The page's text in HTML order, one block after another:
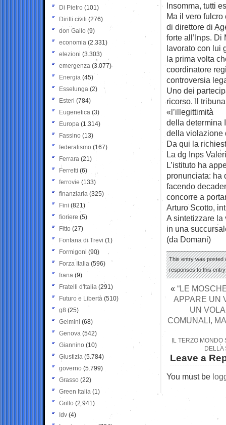
Insomma, tutti
Ma il vero
di direttore di
forte all’Inps.
lavorato con lui
la prima volta
coordinatore
controversia
Uno dei
ricorso. Il
«l’illegittimità
della determina
della violazione
Da qui la
La dg Inps
L’istituto ha
pronunciata: ha
facendo
concorre a
Arturo Scotto,
A sintetizzare la
in una
(da Domani)
This entry was posted
responses to this
« “LE
APPARE UN
UN
COMUNALI,
IL TERZO
DELLA
Leave a
You must be
Di Pietro (101)
Diritti civili (276)
don Gallo (9)
economia (2.331)
elezioni (3.303)
emergenza (3.077)
Energia (45)
Esselunga (2)
Esteri (784)
Eugenetica (3)
Europa (1.314)
Fassino (13)
federalismo (167)
Ferrara (21)
Ferretti (6)
ferrovie (133)
finanziaria (325)
Fini (821)
fioriere (5)
Fitto (27)
Fontana di Trevi (1)
Formigoni (90)
Forza Italia (596)
frana (9)
Fratelli d'Italia (291)
Futuro e Libertà (510)
g8 (25)
Gelmini (68)
Genova (542)
Giannino (10)
Giustizia (5.784)
governo (5.799)
Grasso (22)
Green Italia (1)
Grillo (2.941)
Idv (4)